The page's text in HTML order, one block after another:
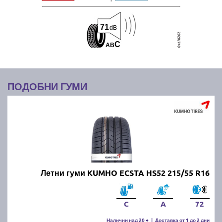
ABC
71dB
ПОДОБНИ ГУМИ
Летни гуми KUMHO ECSTA HS52 215/55 R16
C A 72
Налични над 20 + | Доставка от 1 до 2 дни